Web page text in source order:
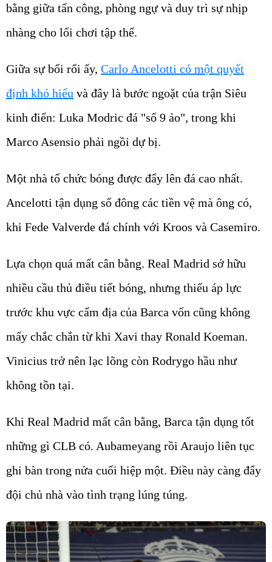
bằng giữa tấn công, phòng ngự và duy trì sự nhịp
nhàng cho lối chơi tập thể.
Giữa sự bối rối ấy, Carlo Ancelotti có một quyết
định khó hiểu và đây là bước ngoặt của trận Siêu
kinh điển: Luka Modric đá "số 9 ảo", trong khi
Marco Asensio phải ngồi dự bị.
Một nhà tổ chức bóng được đẩy lên đá cao nhất.
Ancelotti tận dụng số đông các tiền vệ mà ông có,
khi Fede Valverde đá chính với Kroos và Casemiro.
Lựa chọn quá mất cân bằng. Real Madrid sở hữu
nhiều cầu thủ điều tiết bóng, nhưng thiếu áp lực
trước khu vực cấm địa của Barca vốn cũng không
mấy chắc chắn từ khi Xavi thay Ronald Koeman.
Vinicius trở nên lạc lõng còn Rodrygo hầu như
không tồn tại.
Khi Real Madrid mất cân bằng, Barca tận dụng tốt
những gì CLB có. Aubameyang rồi Araujo liên tục
ghi bàn trong nửa cuối hiệp một. Điều này càng đẩy
đội chủ nhà vào tình trạng lúng túng.